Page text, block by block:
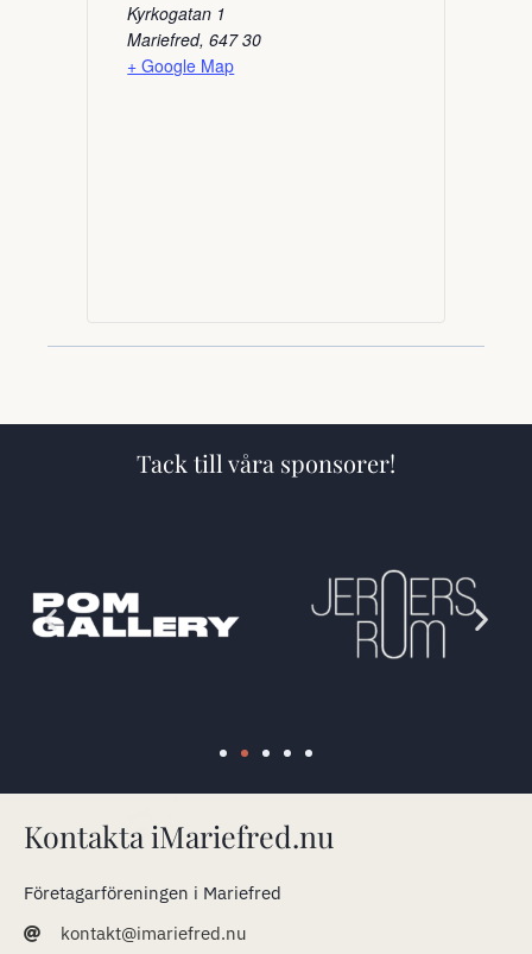
Kyrkogatan 1
Mariefred, 647 30
+ Google Map
Tack till våra sponsorer!
Kontakta iMariefred.nu
Företagarföreningen i Mariefred
kontakt@imariefred.nu